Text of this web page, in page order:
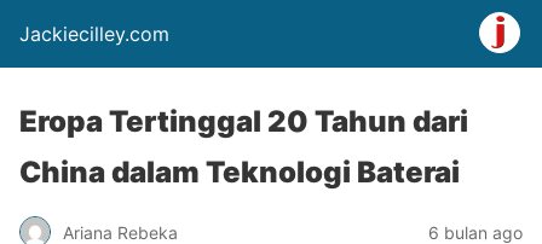
Jackiecilley.com
Eropa Tertinggal 20 Tahun dari
China dalam Teknologi Baterai
Ariana Rebeka 6 bulan ago